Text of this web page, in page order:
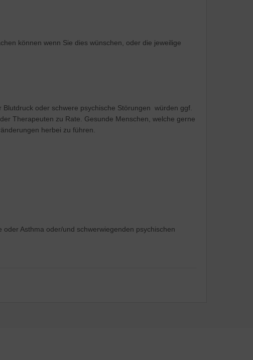
können wenn Sie dies wünschen, oder die jeweilige
oder schwere psychische Störungen würden ggf.
Therapeuten zu Rate. Gesunde Menschen, welche gerne
herbei zu führen.
Asthma oder/und schwerwiegenden psychischen